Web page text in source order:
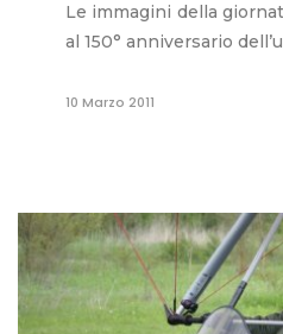
Le immagini della
al 150° anniversario
10 Marzo 2011